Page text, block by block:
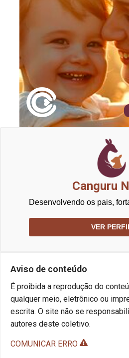
Canguru
Desenvolvendo os pais,
VER
Aviso de conteúdo
É proibida a reprodução do
qualquer meio, eletrônico ou
escrita. O site não se
autores deste coletivo.
COMUNICAR ERRO